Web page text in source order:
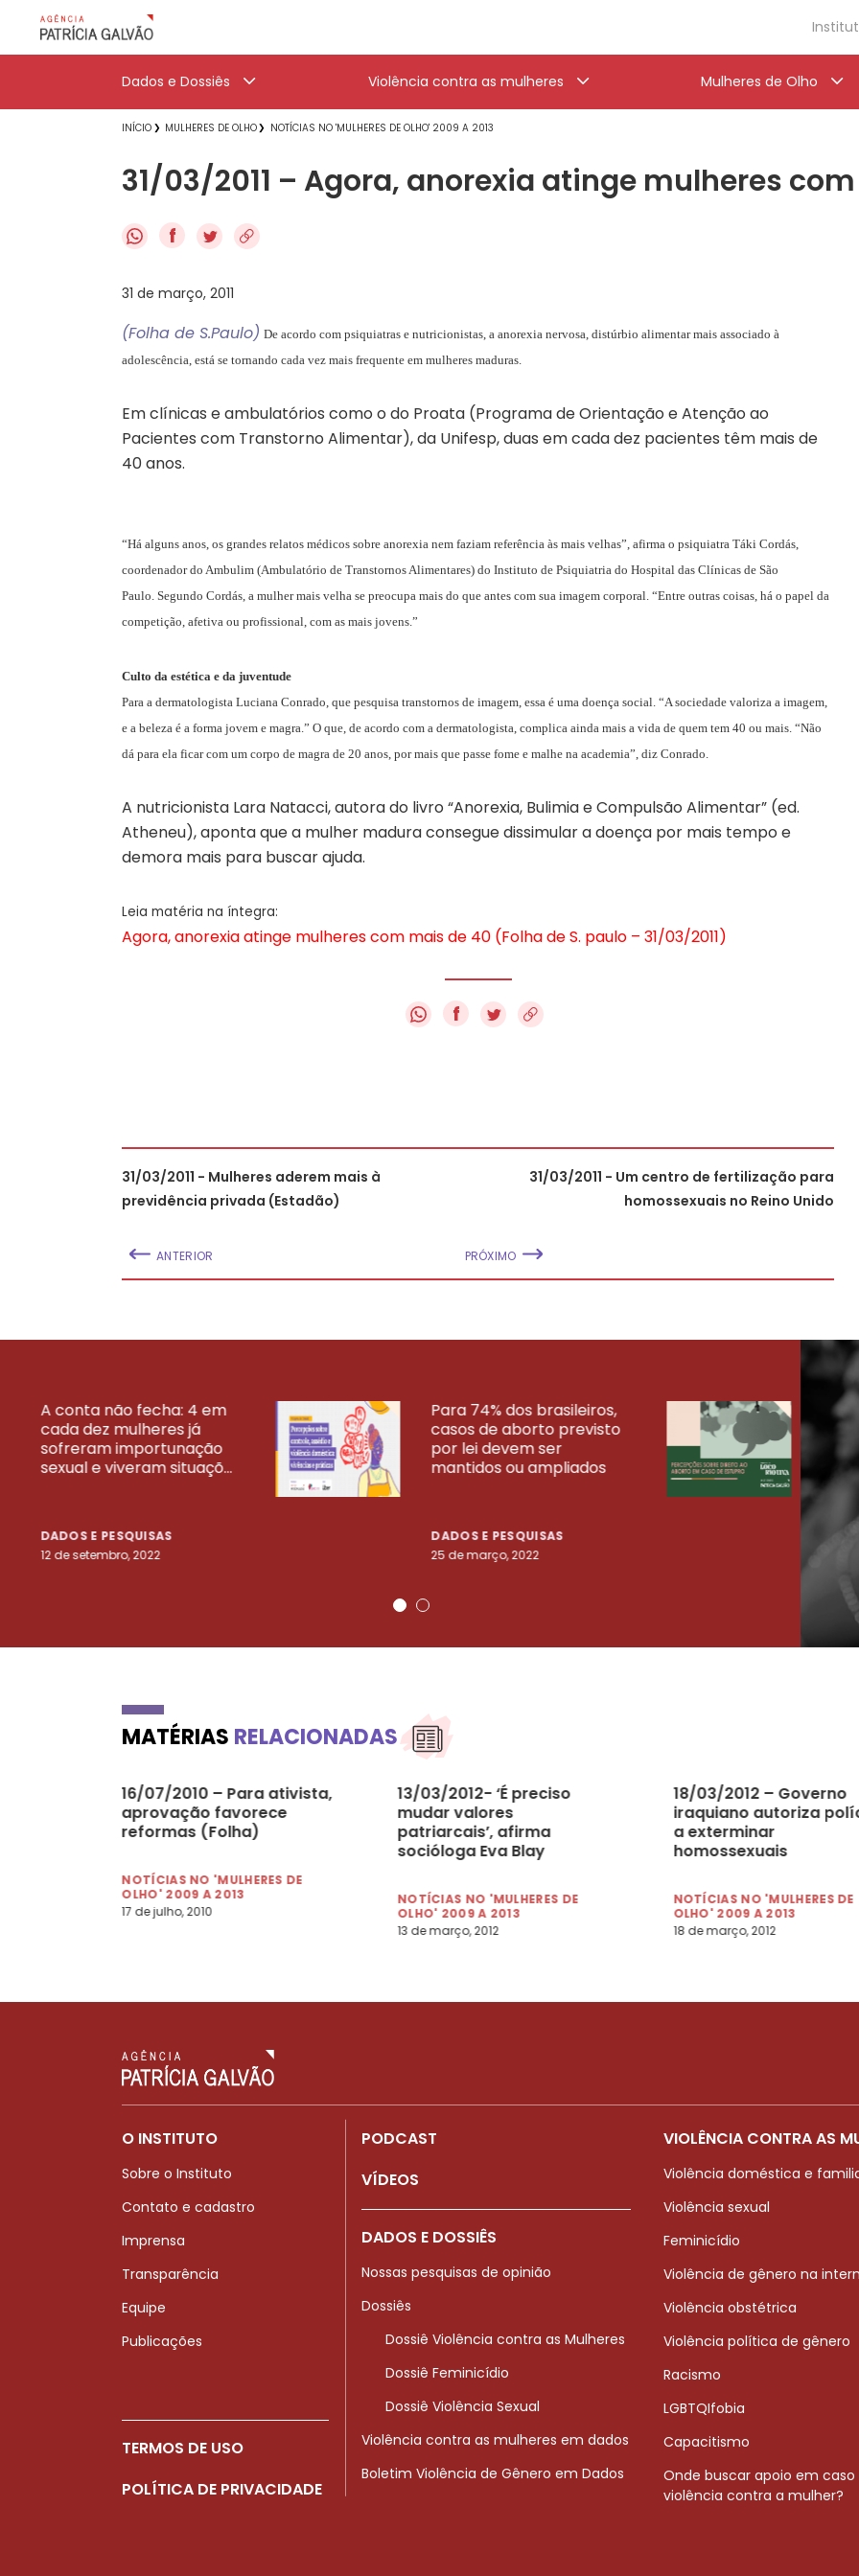
Dados e Dossiês Violência contra as mulheres Mulheres de Olho
INÍCIO MULHERES DE OLHO NOTÍCIAS NO 'MULHERES DE OLHO' 2009 A 2013
31/03/2011 – Agora, anorexia atinge mulheres
f
31 de março, 2011
(Folha de S.Paulo) De acordo com psiquiatras e nutricionistas, a anorexia nervosa, distúrbio alimentar mais associado à
adolescência, está se tornando cada vez mais frequente em mulheres maduras.
Em clínicas e ambulatórios como o do Proata (Programa de Orientação e Atenção ao
Pacientes com Transtorno Alimentar), da Unifesp, duas em cada dez pacientes têm mais de
40 anos.
“Há alguns anos, os grandes relatos médicos sobre anorexia nem faziam referência às mais velhas”, afirma o psiquiatra Táki Cordás,
coordenador do Ambulim (Ambulatório de Transtornos Alimentares) do Instituto de Psiquiatria do Hospital das Clínicas de São
Paulo. Segundo Cordás, a mulher mais velha se preocupa mais do que antes com sua imagem corporal. “Entre outras coisas, há o papel da
competição, afetiva ou profissional, com as mais jovens.”
Culto da estética e da juventude
Para a dermatologista Luciana Conrado, que pesquisa transtornos de imagem, essa é uma doença social. “A sociedade valoriza a imagem,
e a beleza é a forma jovem e magra.” O que, de acordo com a dermatologista, complica ainda mais a vida de quem tem 40 ou mais. “Não
dá para ela ficar com um corpo de magra de 20 anos, por mais que passe fome e malhe na academia”, diz Conrado.
A nutricionista Lara Natacci, autora do livro “Anorexia, Bulimia e Compulsão Alimentar” (ed.
Atheneu), aponta que a mulher madura consegue dissimular a doença por mais tempo e
demora mais para buscar ajuda.
Leia matéria na íntegra:
Agora, anorexia atinge mulheres com mais de 40 (Folha de S. paulo – 31/03/2011)
f
31/03/2011 - Mulheres aderem mais à
previdência privada (Estadão)
ANTERIOR
31/03/2011 - Um centro de fertilização para
homossexuais no Reino Unido
PRÓXIMO
A conta não fecha: 4 em
cada dez mulheres já
sofreram importunação
sexual e viveram situaçõ...
DADOS E PESQUISAS
12 de setembro, 2022
Para 74% dos brasileiros,
casos de aborto previsto
por lei devem ser
mantidos ou ampliados
DADOS E PESQUISAS
25 de março, 2022
23
VEJA MAIS PESQUISAS
MATÉRIAS RELACIONADAS
16/07/2010 – Para ativista,
aprovação favorece
reformas (Folha)
NOTÍCIAS NO 'MULHERES DE
OLHO' 2009 A 2013
17 de julho, 2010
13/03/2012- ‘É preciso
mudar valores
patriarcais’, afirma
socióloga Eva Blay
NOTÍCIAS NO 'MULHERES DE
OLHO' 2009 A 2013
13 de março, 2012
18/03/2012 – Governo
iraquiano autoriza
a exterminar
homossexuais
NOTÍCIAS NO 'MULHERES DE
OLHO' 2009 A 2013
18 de março, 2012
O INSTITUTO
Sobre o Instituto
Contato e cadastro
Imprensa
Transparência
Equipe
Publicações
TERMOS DE USO
POLÍTICA DE PRIVACIDADE
PODCAST
VÍDEOS
DADOS E DOSSIÊS
Nossas pesquisas de opinião
Dossiês
Dossiê Violência contra as Mulheres
Dossiê Feminicídio
Dossiê Violência Sexual
Violência contra as mulheres em dados
Boletim Violência de Gênero em Dados
VIOLÊNCIA CONTRA AS
Violência doméstica e
Violência sexual
Feminicídio
Violência de gênero na
Violência obstétrica
Violência política de gênero
Racismo
LGBTQIfobia
Capacitismo
Onde buscar apoio em caso
violência contra a mulher?